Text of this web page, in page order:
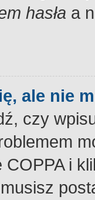
hasła a
ale nie
czy
COPPA i